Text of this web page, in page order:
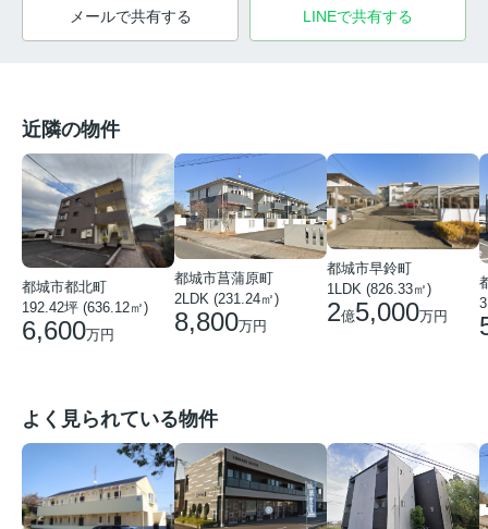
メールで共有する LINEで共有する
近隣の物件
都城市都北町
192.42坪 (636.12㎡)
6,600万円
都城市菖蒲原町
2LDK (231.24㎡)
8,800万円
都城市早鈴町
1LDK (826.33㎡)
2億5,000万円
よく見られている物件